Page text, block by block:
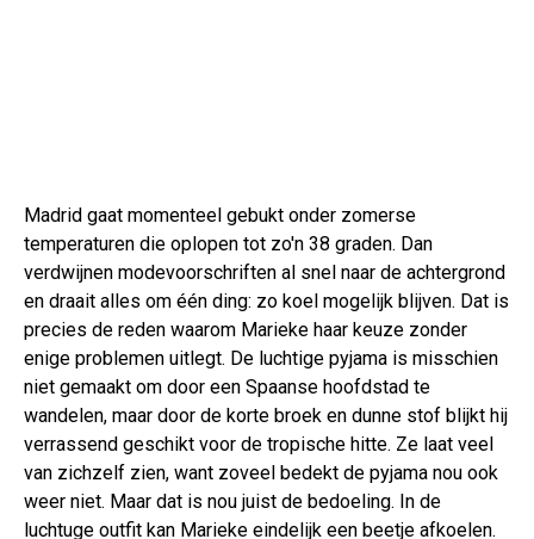
Madrid gaat momenteel gebukt onder zomerse
temperaturen die oplopen tot zo'n 38 graden. Dan
verdwijnen modevoorschriften al snel naar de achtergrond
en draait alles om één ding: zo koel mogelijk blijven. Dat is
precies de reden waarom Marieke haar keuze zonder
enige problemen uitlegt. De luchtige pyjama is misschien
niet gemaakt om door een Spaanse hoofdstad te
wandelen, maar door de korte broek en dunne stof blijkt hij
verrassend geschikt voor de tropische hitte. Ze laat veel
van zichzelf zien, want zoveel bedekt de pyjama nou ook
weer niet. Maar dat is nou juist de bedoeling. In de
luchtuge outfit kan Marieke eindelijk een beetje afkoelen.